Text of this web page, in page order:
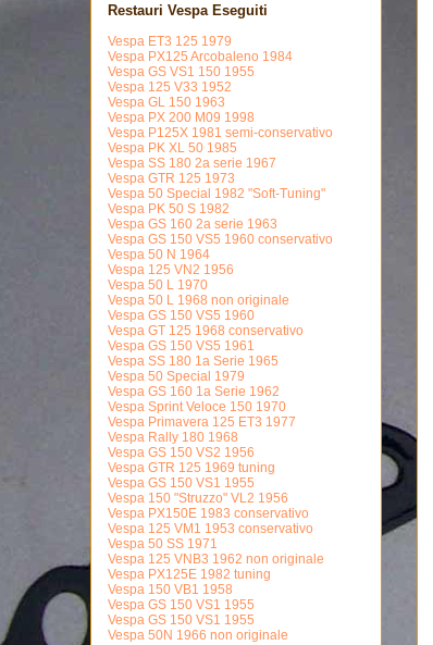
Restauri Vespa Eseguiti
Vespa ET3 125 1979
Vespa PX125 Arcobaleno 1984
Vespa GS VS1 150 1955
Vespa 125 V33 1952
Vespa GL 150 1963
Vespa PX 200 M09 1998
Vespa P125X 1981 semi-conservativo
Vespa PK XL 50 1985
Vespa SS 180 2a serie 1967
Vespa GTR 125 1973
Vespa 50 Special 1982 "Soft-Tuning"
Vespa PK 50 S 1982
Vespa GS 160 2a serie 1963
Vespa GS 150 VS5 1960 conservativo
Vespa 50 N 1964
Vespa 125 VN2 1956
Vespa 50 L 1970
Vespa 50 L 1968 non originale
Vespa GS 150 VS5 1960
Vespa GT 125 1968 conservativo
Vespa GS 150 VS5 1961
Vespa SS 180 1a Serie 1965
Vespa 50 Special 1979
Vespa GS 160 1a Serie 1962
Vespa Sprint Veloce 150 1970
Vespa Primavera 125 ET3 1977
Vespa Rally 180 1968
Vespa GS 150 VS2 1956
Vespa GTR 125 1969 tuning
Vespa GS 150 VS1 1955
Vespa 150 "Struzzo" VL2 1956
Vespa PX150E 1983 conservativo
Vespa 125 VM1 1953 conservativo
Vespa 50 SS 1971
Vespa 125 VNB3 1962 non originale
Vespa PX125E 1982 tuning
Vespa 150 VB1 1958
Vespa GS 150 VS1 1955
Vespa GS 150 VS1 1955
Vespa 50N 1966 non originale